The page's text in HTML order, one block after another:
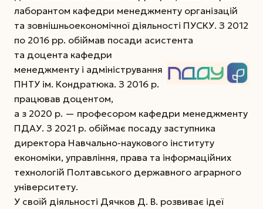
лаборантом кафедри менеджменту організацій
та зовнішньоекономічної діяльності ПУСКУ. З 2012
по 2016 рр. обіймав посади асистента
та доцента кафедри
менеджменту і адміністрування
ПНТУ ім. Кондратюка. З 2016 р.
працював доцентом,
а з 2020 р. — професором кафедри менеджменту
ПДАУ. З 2021 р. обіймає посаду заступника
директора Навчально-наукового інституту
економіки, управління, права та інформаційних
технологій Полтавського державного аграрного
університету.
У своїй діяльності Дячков Д. В. розвиває ідеї